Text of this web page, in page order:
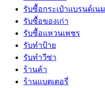
รับซื้อกระเป๋าแบรนด์เนม
รับซื้อของเก่า
รับซื้อแหวนเพชร
รับทำป้าย
รับทำวีซ่า
ร้านค้า
ร้านแบตเตอรี่